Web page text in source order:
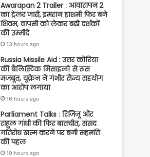
Awarapan 2 Trailer : आवारापन 2
का ट्रेलर जारी, इमरान हाशमी फिर बने
शिवम, वापसी को लेकर बढ़ी दर्शकों
की उम्मीदें
13 hours ago
Russia Missile Aid : उत्तर कोरिया
की बैलिस्टिक मिसाइलों से रूस
मजबूत, यूक्रेन ने गंभीर सैन्य सहयोग
का आरोप लगाया
16 hours ago
Parliament Talks : रिजिजू और
राहुल गांधी की फिर बातचीत, संसद
गतिरोध खत्म करने पर बनी सहमति
की पहल
19 hours ago